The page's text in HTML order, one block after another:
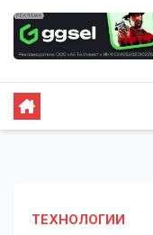
ТЕХНОЛОГИИ